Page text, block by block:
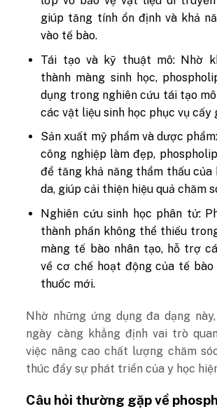
giúp tăng tính ổn định và khả
vào tế bào.
Tái tạo và kỹ thuật mô: Nhờ
thành màng sinh học,
dụng trong nghiên cứu tái tạo
các vật liệu sinh học phục vụ cấy
Sản xuất mỹ phẩm và dược phẩm:
công nghiệp làm đẹp,
để tăng khả năng thẩm thấu của
da, giúp cải thiện hiệu quả chăm
Nghiên cứu sinh học phân tử:
thành phần không thể thiếu
màng tế bào nhân tạo, hỗ trợ
về cơ chế hoạt động của tế
thuốc mới.
Nhờ những ứng dụng đa dạng
ngày càng khẳng định vai trò
việc nâng cao chất lượng chăm
thúc đẩy sự phát triển của y học
Câu hỏi thường gặp về